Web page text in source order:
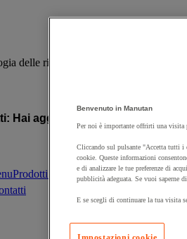
delle ricerche
Hai aggiunto al tuo carrello un
Prodotti sostenibili
Benvenuto in Manutan
Per noi è importante offrirti una visita
Cliccando sul pulsante "Accetta tutti i
cookie. Queste informazioni
e di analizzare le tue preferenze di
pubblicità adeguata. Se vuoi
E se scegli di continuare la tua visita